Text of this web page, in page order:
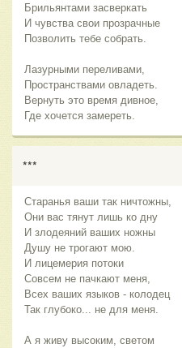
Брильянтами засверкать
И чувства свои прозрачные
Позволить тебе собрать.
Лазурными переливами,
Пространствами овладеть.
Вернуть это время дивное,
Где хочется замереть.
***
Старанья ваши так ничтожны,
Они вас тянут лишь ко дну
И злодеяний ваших ножны
Душу не трогают мою.
И лицемерия потоки
Совсем не пачкают меня,
Всех ваших языков - колодец
Так глубоко... не для меня.
А я живу высоким, светом